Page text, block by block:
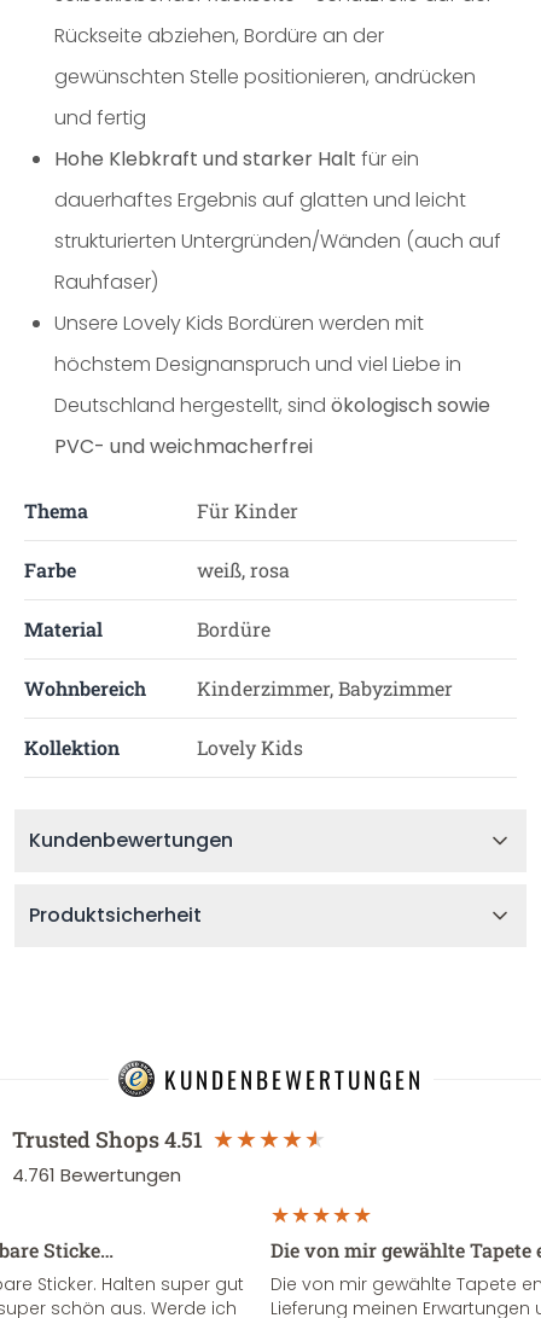
Rückseite abziehen, Bordüre an der
gewünschten Stelle positionieren, andrücken
und fertig
Hohe Klebkraft und starker Halt für ein
dauerhaftes Ergebnis auf glatten und leicht
strukturierten Untergründen/Wänden (auch auf
Rauhfaser)
Unsere Lovely Kids Bordüren werden mit
höchstem Designanspruch und viel Liebe in
Deutschland hergestellt, sind ökologisch sowie
PVC- und weichmacherfrei
Thema Für Kinder
Farbe weiß, rosa
Material Bordüre
Wohnbereich Kinderzimmer, Babyzimmer
Kollektion Lovely Kids
Kundenbewertungen
Produktsicherheit
KUNDENBEWERTUNGEN
Trusted Shops4.51
4.761 Bewertungen
Sticke…
Sticker. Halten super gut
schön aus. Werde ich
Die von mir gewählte
Die von mir gewählte Tapete
Lieferung meinen Erwartungen